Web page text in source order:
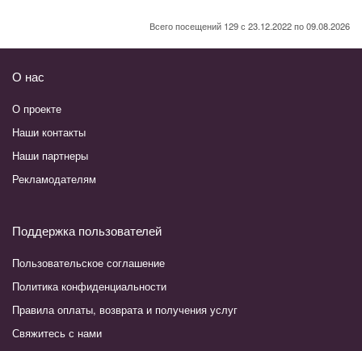
Всего посещений 129 с 23.12.2022 по 09.08.2026
О нас
О проекте
Наши контакты
Наши партнеры
Рекламодателям
Поддержка пользователей
Пользовательское соглашение
Политика конфиденциальности
Правила оплаты, возврата и получения услуг
Свяжитесь с нами